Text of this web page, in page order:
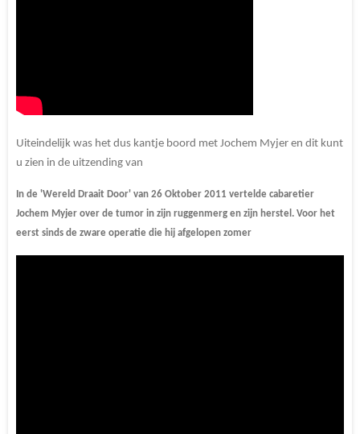
Uiteindelijk was het dus kantje boord met Jochem Myjer en dit kunt
u zien in de uitzending van
In de 'Wereld Draait Door' van 26 Oktober 2011 vertelde cabaretier
Jochem Myjer over de tumor in zijn ruggenmerg en zijn herstel. Voor het
eerst sinds de zware operatie die hij afgelopen zomer